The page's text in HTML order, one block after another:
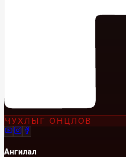
ЧУХЛЫГ ОНЦЛОВ
Ангилал